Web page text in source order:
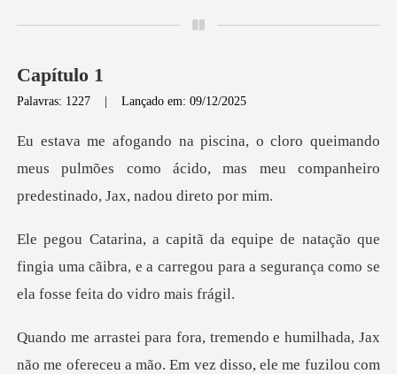
Capítulo 1
Palavras: 1227 |Lançado em: 09/12/2025
imando
meus pulmões como ácido, mas meu compa
que
fingia uma cãibra, e a carregou para a segur
, Jax
não me ofereceu a mão. Em vez disso, ele me